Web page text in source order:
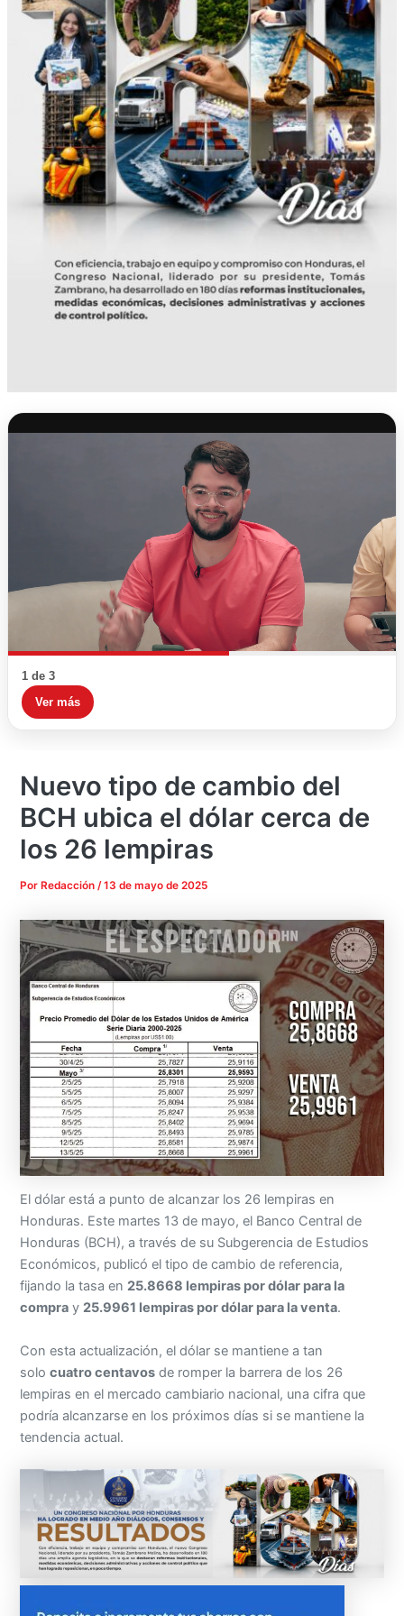
1 de 3
Ver más
Nuevo tipo de cambio del
BCH ubica el dólar cerca de
los 26 lempiras
PorRedacción /13 de mayo de 2025
El dólar está a punto de alcanzar los 26 lempiras en
Honduras. Este martes 13 de mayo, el Banco Central de
Honduras (BCH), a través de su Subgerencia de Estudios
Económicos, publicó el tipo de cambio de referencia,
fijando la tasa en 25.8668 lempiras por dólar para la
compra y 25.9961 lempiras por dólar para la venta.
Con esta actualización, el dólar se mantiene a tan
solocuatro centavos de romper la barrera de los 26
lempiras en el mercado cambiario nacional, una cifra que
podría alcanzarse en los próximos días si se mantiene la
tendencia actual.